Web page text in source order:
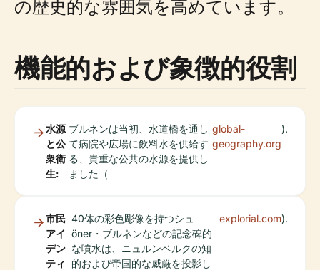
の歴史的な雰囲気を高めています。
機能的および象徴的役割
水源
と公
衆衛
生:
ブルネンは当初、水道橋を通し
て病院や広場に飲料水を供給す
る、貴重な公共の水源を提供し
ました（
global-
geography.org
).
市民
アイ
デン
ティ
40体の彩色彫像を持つシュ
öner・ブルネンなどの記念碑的
な噴水は、ニュルンベルクの知
的および帝国的な威厳を投影し
explorial.com).